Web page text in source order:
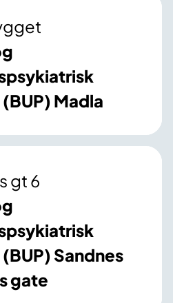
Madla
gt 6
Sandnes
gate